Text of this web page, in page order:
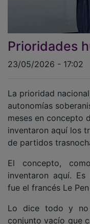
Prioridades
autonomías
meses en concepto
inventaron aquí los
de partidos
inventaron aquí.
fue el francés Le
conjunto vacío que